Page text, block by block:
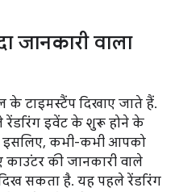
जानकारी वाला
के टाइमस्टैंप दिखाए जाते हैं.
रेंडरिंग इवेंट के शुरू होने के
इसलिए, कभी-कभी आपको
की जानकारी वाले
सकता है. यह पहले रेंडरिंग